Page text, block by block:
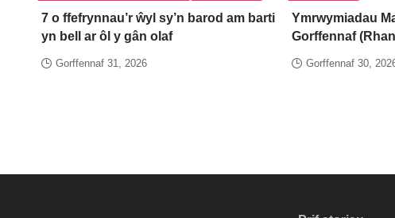
7 o ffefrynnau’r ŵyl sy’n barod am barti
yn bell ar ôl y gân olaf
Gorffennaf 31, 2026
Ymrwymiadau
Gorffennaf
Gorffennaf 30,